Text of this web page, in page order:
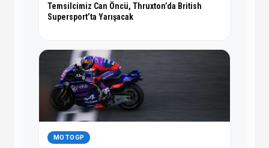
Temsilcimiz Can Öncü, Thruxton’da British
Supersport’ta Yarışacak
MOTOGP